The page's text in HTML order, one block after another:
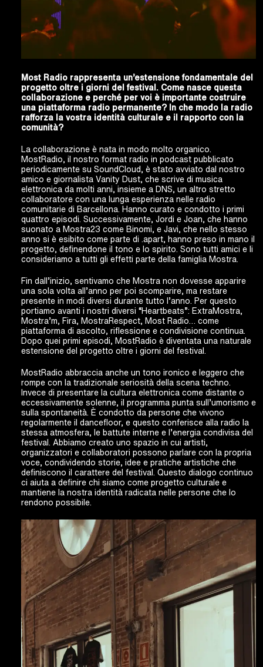
Most Radio rappresenta un’estensione fondamentale del
progetto oltre i giorni del festival.
Come nasce questa
collaborazione e perché per voi è importante costruire
una piattaforma radio permanente? In che modo la radio
rafforza la vostra identità culturale e il rapporto con la
comunità?
La collaborazione è nata in modo molto organico.
MostRadio, il nostro format radio in podcast pubblicato
periodicamente su SoundCloud, è stato avviato dal nostro
amico e giornalista Vanity Dust, che scrive di musica
elettronica da molti anni, insieme a DNS, un altro stretto
collaboratore con una lunga esperienza nelle radio
comunitarie di Barcellona. Hanno curato e condotto i primi
quattro episodi. Successivamente, Jordi e Joan, che hanno
suonato a Mostra23 come Binomi, e Javi, che nello stesso
anno si è esibito come parte di .apart, hanno preso in mano il
progetto, definendone il tono e lo spirito. Sono tutti amici e li
consideriamo a tutti gli effetti parte della famiglia Mostra.
Fin dall’inizio, sentivamo che Mostra non dovesse apparire
una sola volta all’anno per poi scomparire, ma restare
presente in modi diversi durante tutto l’anno. Per questo
portiamo avanti i nostri diversi “Heartbeats”: ExtraMostra,
Mostra’m, Fira, MostraRespect, Most Radio… come
piattaforma di ascolto, riflessione e condivisione continua.
Dopo quei primi episodi, MostRadio è diventata una naturale
estensione del progetto oltre i giorni del festival.
MostRadio abbraccia anche un tono ironico e leggero che
rompe con la tradizionale seriosità della scena techno.
Invece di presentare la cultura elettronica come distante o
eccessivamente solenne, il programma punta sull’umorismo e
sulla spontaneità. È condotto da persone che vivono
regolarmente il dancefloor, e questo conferisce alla radio la
stessa atmosfera, le battute interne e l’energia condivisa del
festival. Abbiamo creato uno spazio in cui artisti,
organizzatori e collaboratori possono parlare con la propria
voce, condividendo storie, idee e pratiche artistiche che
definiscono il carattere del festival. Questo dialogo continuo
ci aiuta a definire chi siamo come progetto culturale e
mantiene la nostra identità radicata nelle persone che lo
rendono possibile.